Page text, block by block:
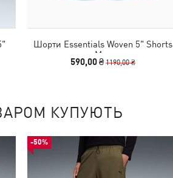
Шорти Essentials Woven 5" Shorts
Men
590,00 ₴1190,00 ₴
КУПУЮТЬ
-50%